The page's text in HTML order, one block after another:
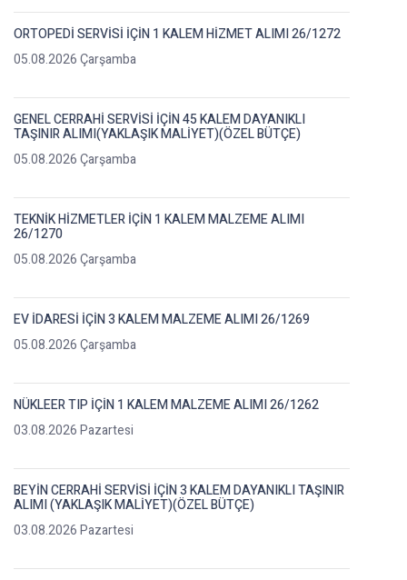
ORTOPEDİ SERVİSİ İÇİN 1 KALEM HİZMET ALIMI 26/1272
05.08.2026 Çarşamba
GENEL CERRAHİ SERVİSİ İÇİN 45 KALEM DAYANIKLI
TAŞINIR ALIMI(YAKLAŞIK MALİYET)(ÖZEL BÜTÇE)
05.08.2026 Çarşamba
TEKNİK HİZMETLER İÇİN 1 KALEM MALZEME ALIMI
26/1270
05.08.2026 Çarşamba
EV İDARESİ İÇİN 3 KALEM MALZEME ALIMI 26/1269
05.08.2026 Çarşamba
NÜKLEER TIP İÇİN 1 KALEM MALZEME ALIMI 26/1262
03.08.2026 Pazartesi
BEYİN CERRAHİ SERVİSİ İÇİN 3 KALEM DAYANIKLI TAŞINIR
ALIMI (YAKLAŞIK MALİYET)(ÖZEL BÜTÇE)
03.08.2026 Pazartesi